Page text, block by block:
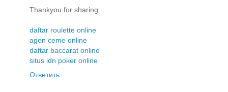
Thankyou for sharing
daftar roulette online
agen ceme online
daftar baccarat online
situs idn poker online
Ответить